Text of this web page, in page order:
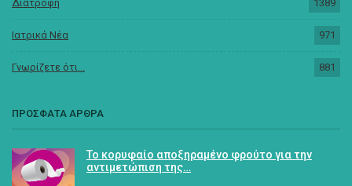
Διατροφή 1389
Ιατρικά Νέα 971
Γνωρίζετε ότι... 881
ΠΡΟΣΦΑΤΑ ΑΡΘΡΑ
Το κορυφαίο αποξηραμένο φρούτο για την
αντιμετώπιση της…